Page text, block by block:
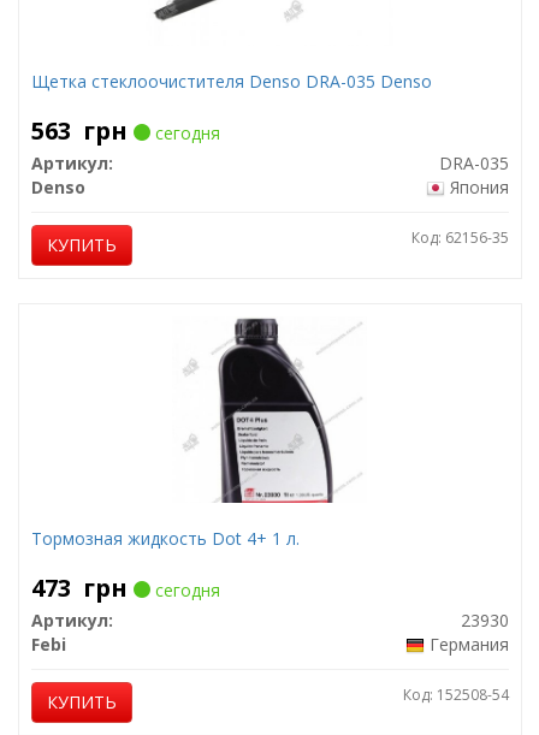
Щетка стеклоочистителя Denso DRA-035 Denso
563 грн
сегодня
Артикул:
DRA-035
Denso
Япония
КУПИТЬ Код: 62156-35
Тормозная жидкость Dot 4+ 1 л.
473 грн
сегодня
Артикул:
23930
Febi
Германия
КУПИТЬ Код: 152508-54